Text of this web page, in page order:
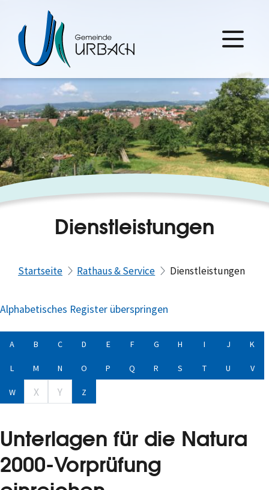
Dienstleistungen
Startseite Rathaus & Service Dienstleistungen
Alphabetisches Register überspringen
A B C D E F G H I J K
L M N O P Q R S T U V
W X Y Z
Unterlagen für die Natura
2000-Vorprüfung